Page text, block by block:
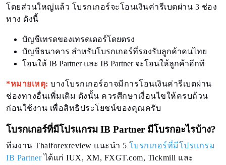
โดยส่วนใหญ่แล้ว โบรกเกอร์จะโอนเงินค่ารีเบตผ่าน 3 ช่อง
ทาง ดังนี้
บัญชีเทรดของเทรดเดอร์โดยตรง
บัญชีธนาคาร สำหรับโบรกเกอร์ที่รองรับลูกค้าคนไทย
โอนให้ IB Partner และ IB Partner จะโอนให้ลูกค้าอีกที
*หมายเหตุ: บางโบรกเกอร์อาจมีการโอนเงินค่ารีเบตผ่าน
ช่องทางอื่นเพิ่มเติม ดังนั้น ควรศึกษาเงื่อนไขให้ครบถ้วน
ก่อนใช้งาน เพื่อสิทธิประโยชน์ของคุณครับ
โบรกเกอร์ที่มีโปรแกรม IB Partner มีโบรกอะไรบ้าง?
ทีมงาน Thaiforexreview แนะนำ 5 โบรกเกอร์ที่มีโปรแกรม
IB Partnerได้แก่ IUX, XM, FXGT.com, Tickmill และ